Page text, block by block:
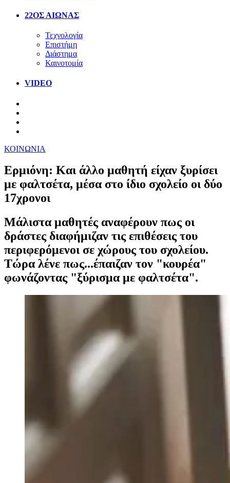
22ΟΣ ΑΙΩΝΑΣ
Τεχνολογία
Επιστήμη
Διάστημα
Καινοτομία
VIDEO
ΚΟΙΝΩΝΙΑ
Ερμιόνη: Και άλλο μαθητή είχαν ξυρίσει
με φαλτσέτα, μέσα στο ίδιο σχολείο οι δύο
17χρονοι
Μάλιστα μαθητές αναφέρουν πως οι
δράστες διαφήμιζαν τις επιθέσεις του
περιφερόμενοι σε χώρους του σχολείου.
Τώρα λένε πως...έπαιζαν τον "κουρέα"
φωνάζοντας "ξύρισμα με φαλτσέτα".